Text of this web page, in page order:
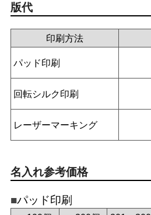
版代
印刷方法
パッド印刷
回転シルク印刷
レーザーマーキング
名入れ参考価格
パッド印刷